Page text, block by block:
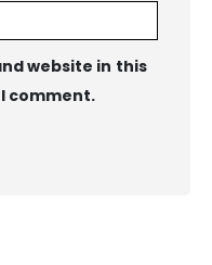
website in this
comment.